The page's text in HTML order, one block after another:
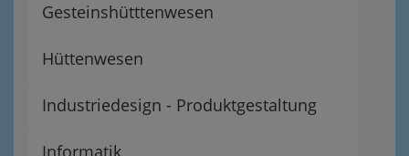
Gesteinshütttenwesen
Hüttenwesen
Industriedesign - Produktgestaltung
Informatik